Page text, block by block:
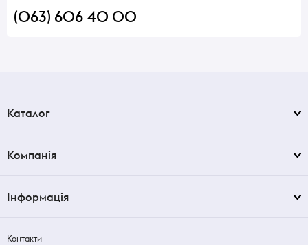
(063) 606 40 00
Каталог
Компанія
Інформація
Контакти